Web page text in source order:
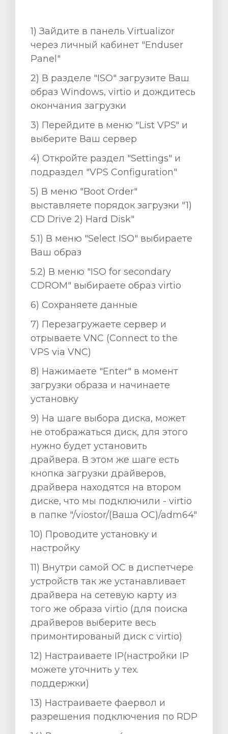
1) Зайдите в панель Virtualizor
через личный кабинет "Enduser
Panel"
2) В разделе "ISO" загрузите Ваш
образ Windows, virtio и дождитесь
окончания загрузки
3) Перейдите в меню "List VPS" и
выберите Ваш сервер
4) Откройте раздел "Settings" и
подраздел "VPS Configuration"
5) В меню "Boot Order"
выставляете порядок загрузки "1)
CD Drive 2) Hard Disk"
5.1) В меню "Select ISO" выбираете
Ваш образ
5.2) В меню "ISO for secondary
CDROM" выбираете образ virtio
6) Сохраняете данные
7) Перезагружаете сервер и
отрываете VNC (Connect to the
VPS via VNC)
8) Нажимаете "Enter" в момент
загрузки образа и начинаете
установку
9) На шаге выбора диска, может
не отображаться диск, для этого
нужно будет установить
драйвера. В этом же шаге есть
кнопка загрузки драйверов,
драйвера находятся на втором
диске, что мы подключили - virtio
в папке "/viostor/(Ваша ОС)/adm64"
10) Проводите установку и
настройку
11) Внутри самой ОС в диспетчере
устройств так же устанавливает
драйвера на сетевую карту из
того же образа virtio (для поиска
драйверов выберите весь
примонтированый диск с virtio)
12) Настраиваете ІР(настройки ІР
можете уточнить у тех.
поддержки)
13) Настраиваете фаервол и
разрешения подключения по RDP